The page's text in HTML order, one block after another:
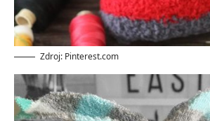
Zdroj: Pinterest.com